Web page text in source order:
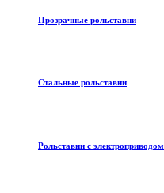
Прозрачные рольставни
Стальные рольставни
Рольставни с электроприводом